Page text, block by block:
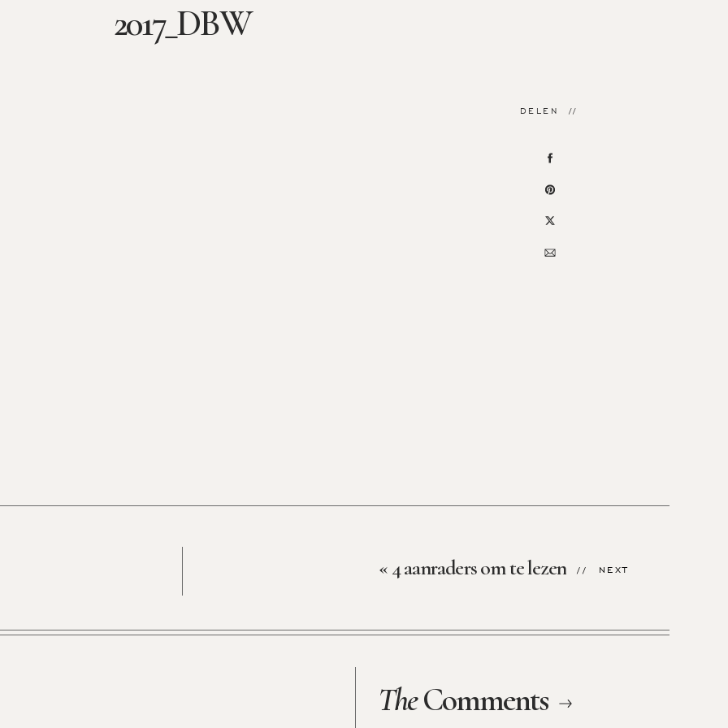
2017_DBW
DELEN //
// NEXT
«4 aanraders om te lezen
TheComments